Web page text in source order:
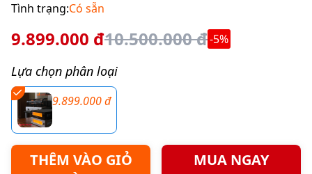
Tình trạng:Có sẵn
9.899.000 đ10.500.000 đ-5%
Lựa chọn phân loại
9.899.000 đ
THÊM VÀO GIỎ
MUA NGAY